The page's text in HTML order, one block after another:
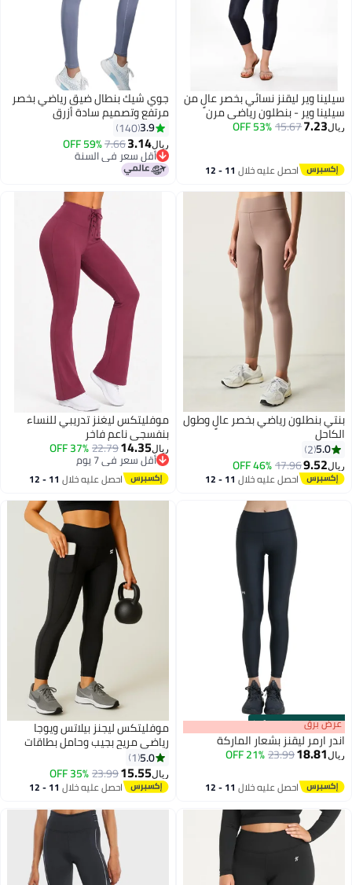
سيلينا وير ليقنز نسائي بخصر عالٍ من
سيلينا وير - بنطلون رياضي مرن
لليوغا والجيم مع جيوب، تصميم
مناسب للجري واللياقة البدنية
والتدريب والملابس الرياضية.
ريال7.23
15.67
53% OFF
احصل عليه خلال 11 - 12
6
جوي شيك بنطال ضيق رياضي بخصر
مرتفع وتصميم سادة أزرق
3.9
140
ريال3.14
7.66
59% OFF
أقل سعر في السنة
أقل سعر في السنة
بنتي بنطلون رياضي بخصر عالٍ وطول
الكاحل
5.0
2
ريال9.52
17.96
46% OFF
احصل عليه خلال 11 - 12
اغسطس
3
موفليتكس ليغنز تدريبي للنساء
بنفسجي ناعم فاخر
ريال14.35
22.79
37% OFF
أقل سعر في 7 يوم
أقل سعر في 7 يوماحصل عليه خلال 11 - 12
اغسطس
00m:00s
·
100% Left عرض برق
اندر ارمر ليقنز بشعار الماركة
ريال18.81
23.99
21% OFF
احصل عليه خلال 11 - 12
موفليتكس ليجنز بيلاتس ويوجا
رياضي مريح بجيب وحامل بطاقات
بجودة عالية
5.0
1
ريال15.55
23.99
35% OFF
احصل عليه خلال 11 - 12